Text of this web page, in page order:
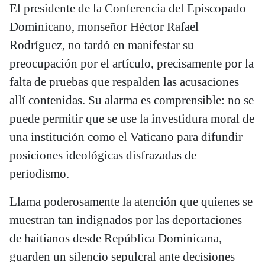
El presidente de la Conferencia del Episcopado
Dominicano, monseñor Héctor Rafael
Rodríguez, no tardó en manifestar su
preocupación por el artículo, precisamente por la
falta de pruebas que respalden las acusaciones
allí contenidas. Su alarma es comprensible: no se
puede permitir que se use la investidura moral de
una institución como el Vaticano para difundir
posiciones ideológicas disfrazadas de
periodismo.
Llama poderosamente la atención que quienes se
muestran tan indignados por las deportaciones
de haitianos desde República Dominicana,
guarden un silencio sepulcral ante decisiones